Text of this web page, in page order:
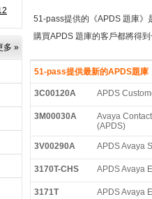
多 »
51-pass提供的《APDS 題庫》
購買APDS 題庫的客戶都將得
51-pass提供最新的APDS題庫
3C00120A APDS
3M00030A
Avaya
(APDS)
3V00290A APDS Avaya
3170T-CHS APDS Avaya
3171T APDS Avaya